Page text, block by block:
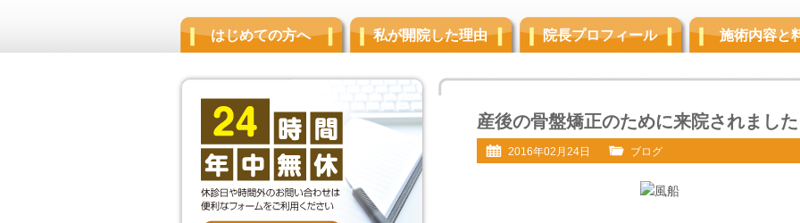
はじめての方へ 私が開院した理由 院長プロフィール 施術内容と
産後の骨盤矯正のために来院されました
2016年02月24日 ブログ